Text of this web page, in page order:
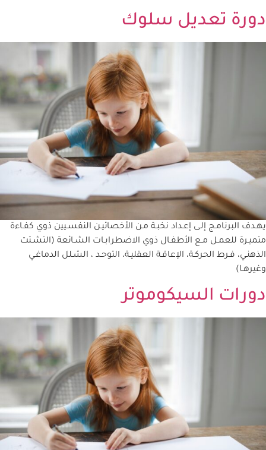
دورة تعديل سلوك
يهـدف البرنامـج إلـى إعـداد نخبـة مـن الأخصائيـن النفسـيين ذوي كفـاءة
متميـرة للعمـل مـع الأطفـال ذوي الاضطرابـات الشـائعة (التشـتت
الذهنـي، فـرط الحركـة، الإعاقـة العقليـة، التوحـد ، الشـلل الدماغـي
وغيرهـا)
دورات السيكوموتر